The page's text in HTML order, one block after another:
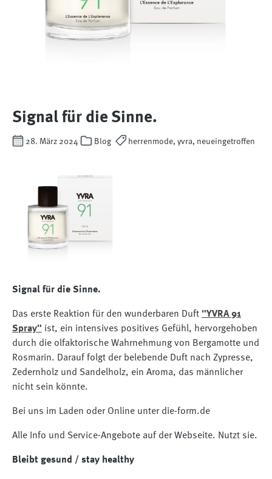
Signal für die Sinne.
28. März 2024 Blog herrenmode, yvra, neueingetroffen
Signal für die Sinne.
Das erste Reaktion für den wunderbaren Duft "YVRA 91
Spray" ist, ein intensives positives Gefühl, hervorgehoben
durch die olfaktorische Wahrnehmung von Bergamotte und
Rosmarin. Darauf folgt der belebende Duft nach Zypresse,
Zedernholz und Sandelholz, ein Aroma, das männlicher
nicht sein könnte.
Bei uns im Laden oder Online unter die-form.de
Alle Info und Service-Angebote auf der Webseite. Nutzt sie.
Bleibt gesund / stay healthy